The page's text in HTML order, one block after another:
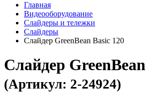
Главная
Видеооборудование
Слайдеры и тележки
Слайдеры
Слайдер GreenBean Basic 120
Слайдер
(Артикул: 2-24924)